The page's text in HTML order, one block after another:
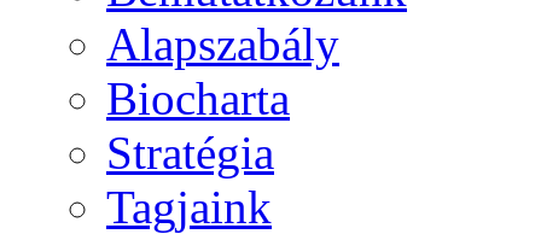
Alapszabály
Biocharta
Stratégia
Tagjaink